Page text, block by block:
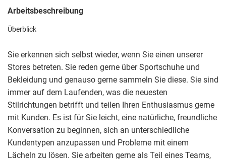
Arbeitsbeschreibung
Überblick
Sie erkennen sich selbst wieder, wenn Sie einen unserer
Stores betreten. Sie reden gerne über Sportschuhe und
Bekleidung und genauso gerne sammeln Sie diese. Sie sind
immer auf dem Laufenden, was die neuesten
Stilrichtungen betrifft und teilen Ihren Enthusiasmus gerne
mit Kunden. Es ist für Sie leicht, eine natürliche, freundliche
Konversation zu beginnen, sich an unterschiedliche
Kundentypen anzupassen und Probleme mit einem
Lächeln zu lösen. Sie arbeiten gerne als Teil eines Teams,